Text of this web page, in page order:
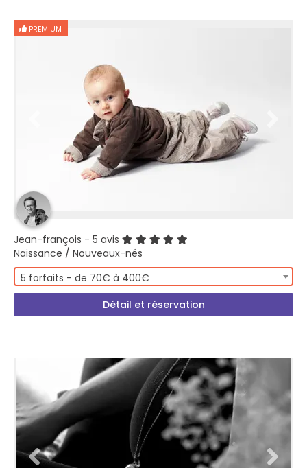
PREMIUM
Jean-françois - 5 avis
Naissance / Nouveaux-nés
5 forfaits - de 70€ à 400€
Détail et réservation